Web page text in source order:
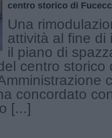
centro storico di
Una
attività al fine di
il piano di
centro storico
concordato
[...]